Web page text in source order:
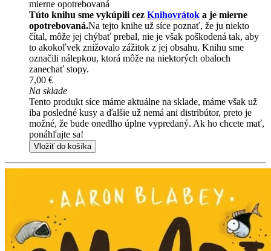
mierne opotrebovaná
Túto knihu sme vykúpili cez Knihovrátok a je mierne
opotrebovaná.Na tejto knihe už síce poznať, že ju niekto
čítal, môže jej chýbať prebal, nie je však poškodená tak, aby
to akokoľvek znižovalo zážitok z jej obsahu. Knihu sme
označili nálepkou, ktorá môže na niektorých obaloch
zanechať stopy.
7,00 €
Na sklade
Tento produkt síce máme aktuálne na sklade, máme však už
iba posledné kusy a ďalšie už nemá ani distribútor, preto je
možné, že bude onedlho úplne vypredaný. Ak ho chcete mať,
ponáhľajte sa!
Vložiť do košíka